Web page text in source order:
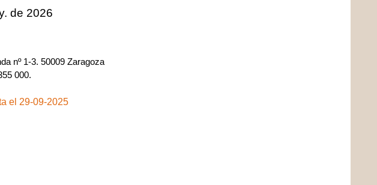
de 2026
nº 1-3. 50009 Zaragoza
000.
el 29-09-2025